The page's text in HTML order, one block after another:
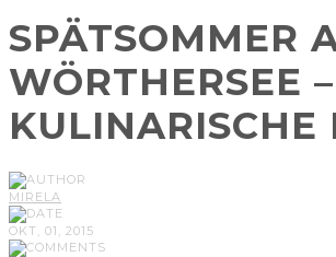
SPÄTSOMMER
WÖRTHERSEE
KULINARISCHE
MIRELA
OKT, 01, 2015